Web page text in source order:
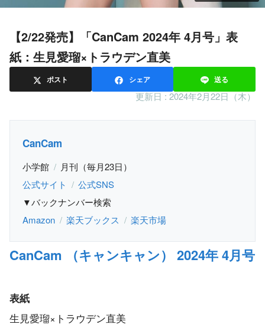
【2/22発売】「CanCam 2024年 4月号」表
紙：生見愛瑠×トラウデン直美
ポスト シェア 送る
更新日 : 2024年2月22日（木）
CanCam
小学館
月刊（毎月23日）
公式サイト
公式SNS
▼バックナンバー検索
Amazon
楽天ブックス 楽天市場
CanCam （キャンキャン） 2024年 4月号
表紙
生見愛瑠×トラウデン直美